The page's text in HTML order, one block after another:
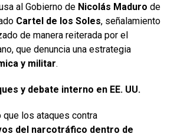
al Gobierno de Nicolás Maduro de
Cartel de los Soles, señalamiento
de manera reiterada por el
que denuncia una estrategia
y militar.
y debate interno en EE. UU.
que los ataques contra
del narcotráfico dentro de